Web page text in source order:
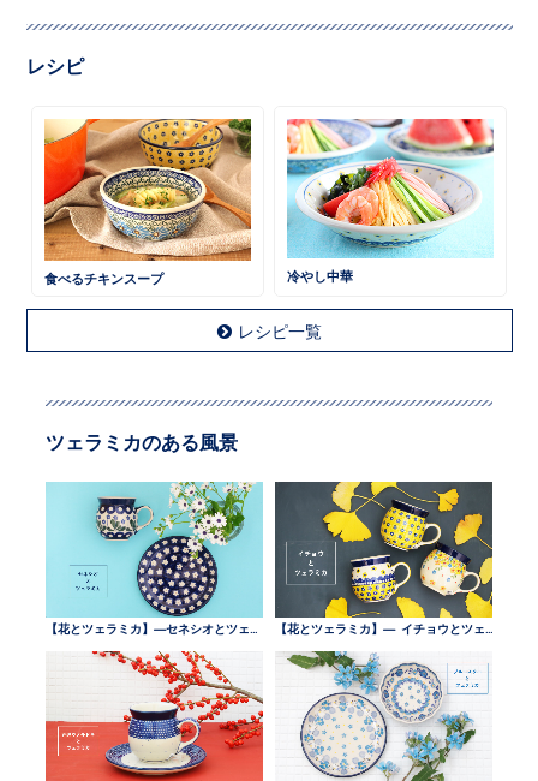
レシピ
食べるチキンスープ 冷やし中華
レシピ一覧
ツェラミカのある風景